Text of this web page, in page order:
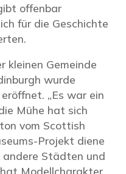
offenbar
für die Geschichte
kleinen Gemeinde
wurde
„Es war ein
Mühe hat sich
vom Scottish
Projekt diene
andere Städten und
Modellcharakter